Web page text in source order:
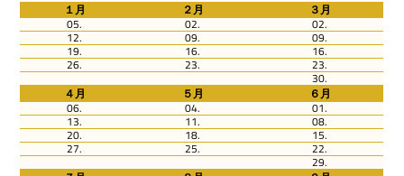
１月 ２月
３月
05.
02. 02.
12. 09. 09.
19. 16. 16.
26. 23. 23.
30.
４月
５月
６月
06.
04. 01.
13. 11. 08.
20. 18. 15.
27. 25. 22.
29.